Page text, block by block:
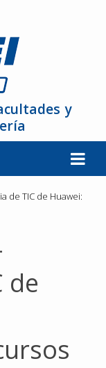
y
de TIC de Huawei:
de